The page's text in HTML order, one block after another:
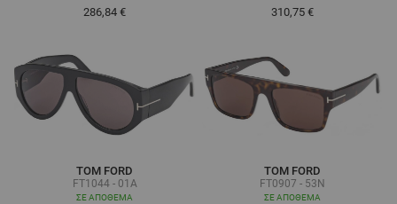
286,84 € 310,75 €
TOM FORD
FT1044 - 01A
ΣΕ ΑΠΌΘΕΜΑ
TOM FORD
FT0907 - 53N
ΣΕ ΑΠΌΘΕΜΑ